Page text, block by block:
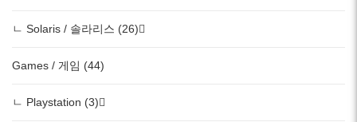
ㄴ Solaris / 솔라리스 (26)
Games / 게임 (44)
ㄴ Playstation (3)